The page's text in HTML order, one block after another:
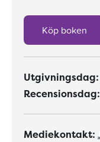
Köp boken
Utgivningsdag:
Recensionsdag:
Mediekontakt: